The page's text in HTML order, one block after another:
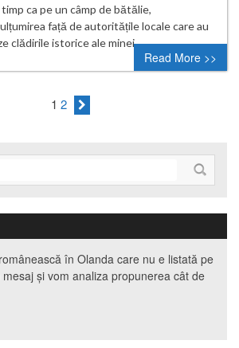
ca pe un câmp de bătălie,
față de autoritățile locale care au
clădirile istorice ale minei….
Read More >>
1 2
în Olanda care nu e listată pe
și vom analiza propunerea cât de